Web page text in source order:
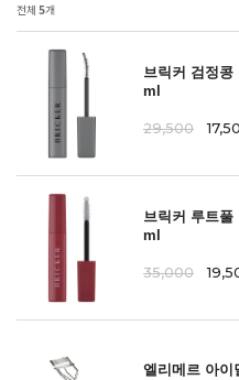
전체 5개
브릭커 검정콩
ml
29,500
브릭커 루트풀
ml
35,000
엘리메르 아이